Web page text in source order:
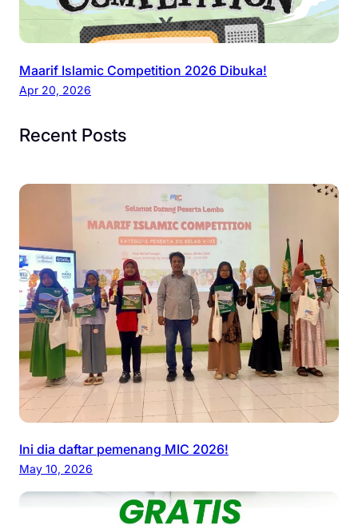
Maarif Islamic Competition 2026 Dibuka!
Apr 20, 2026
Recent Posts
Ini dia daftar pemenang MIC 2026!
May 10, 2026